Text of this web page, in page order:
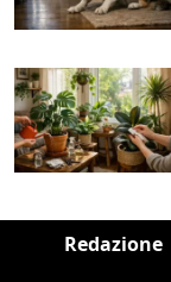
Redazione